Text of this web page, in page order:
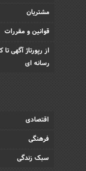
مشتریان
قوانین و مقررات
از رپورتاژ آگهی تا
رسانه ای
اقتصادی
فرهنگی
سبک زندگی